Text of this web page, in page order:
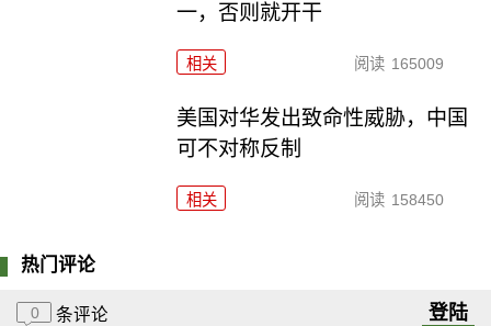
一，否则就开干
相关 阅读 165009
美国对华发出致命性威胁，中国
可不对称反制
相关 阅读 158450
热门评论
0 条评论 登陆